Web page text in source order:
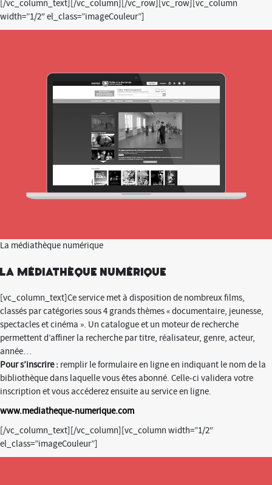
[/vc_column_text][/vc_column][/vc_row][vc_row][vc_column
width=”1/2″ el_class=”imageCouleur”]
La médiathèque numérique
La médiathèque numérique
[vc_column_text]Ce service met à disposition de nombreux films,
classés par catégories sous 4 grands thèmes « documentaire, jeunesse,
spectacles et cinéma ». Un catalogue et un moteur de recherche
permettent d’affiner la recherche par titre, réalisateur, genre, acteur,
année…
Pour s’inscrire : remplir le formulaire en ligne en indiquant le nom de la
bibliothèque dans laquelle vous êtes abonné. Celle-ci validera votre
inscription et vous accéderez ensuite au service en ligne.
www.mediatheque-numerique.com
[/vc_column_text][/vc_column][vc_column width=”1/2″
el_class=”imageCouleur”]